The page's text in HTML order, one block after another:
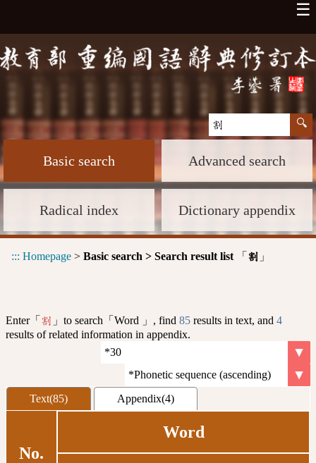
☰
Basic search Advanced search
Radical index Dictionary appendix
::: Homepage > Basic search > Search result list 「 割 」
Enter「 割 」to search「Word 」, find 85 results in text, and 4
results of related information in appendix.
Text(85) Appendix(4)
No.
Word